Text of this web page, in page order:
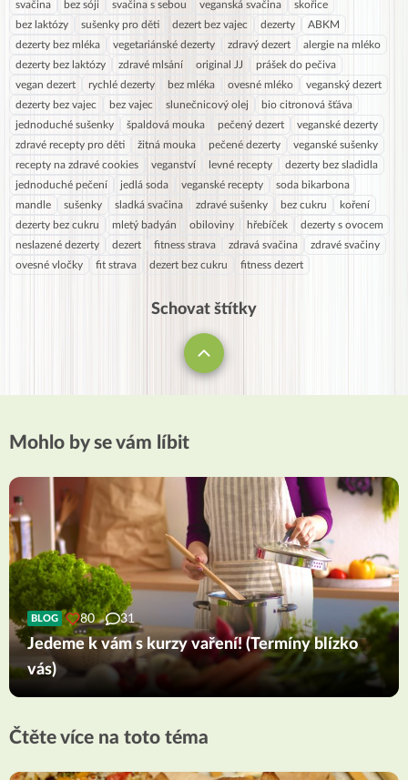
svačina bez sóji svačina s sebou veganská svačina
skořice
bez laktózy
sušenky pro děti dezert bez vajec dezerty
ABKM
dezerty bez mléka
vegetariánské dezerty zdravý dezert
alergie na mléko
dezerty bez laktózy
zdravé mlsání original JJ
prášek do pečiva
vegan dezert
rychlé dezerty bez mléka ovesné mléko
veganský dezert
dezerty bez vajec
bez vajec slunečnicový olej
bio citronová šťáva
jednoduché sušenky
špaldová mouka pečený dezert
veganské dezerty
zdravé recepty pro děti
žitná mouka pečené dezerty
veganské sušenky
recepty na zdravé cookies
veganství levné recepty
dezerty bez sladidla
jednoduché pečení
jedlá soda veganské recepty
soda bikarbona
mandle
sušenky sladká svačina zdravé sušenky bez cukru
koření
dezerty bez cukru
mletý badyán obiloviny hřebíček
dezerty s ovocem
neslazené dezerty
dezert fitness strava zdravá svačina
zdravé svačiny
ovesné vločky
fit strava dezert bez cukru fitness dezert
Schovat štítky
Mohlo by se vám líbit
BLOG 80 31
Jedeme k vám s kurzy vaření! (Termíny blízko
vás)
Čtěte více na toto téma